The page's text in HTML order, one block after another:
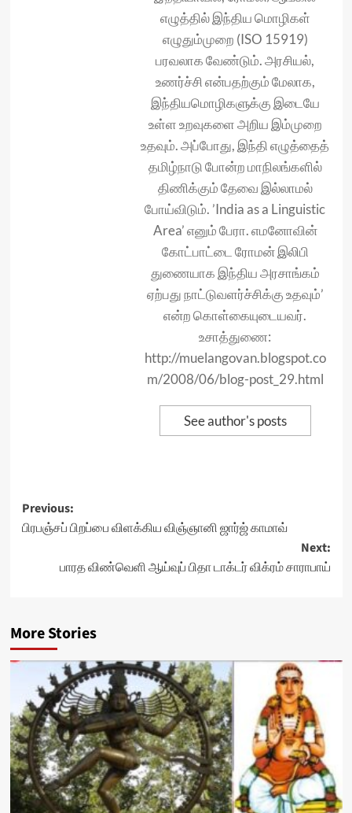
எழுத்தில் இந்திய மொழிகள்
எழுதும்முறை (ISO 15919)
பரவலாக வேண்டும். அரசியல்,
உணர்ச்சி என்பதற்கும் மேலாக,
இந்தியமொழிகளுக்கு இடையே
உள்ள உறவுகளை அறிய இம்முறை
உதவும். அப்போது, இந்தி எழுத்தைத்
தமிழ்நாடு போன்ற மாநிலங்களில்
திணிக்கும் தேவை இல்லாமல்
போய்விடும். ’India as a Linguistic
Area’ எனும் பேரா. எமனோவின்
கோட்பாட்டை ரோமன் இலிபி
துணையாக இந்திய அரசாங்கம்
ஏற்பது நாட்டுவளர்ச்சிக்கு உதவும்’
என்ற கொள்கையுடையவர்.
உசாத்துணை:
http://muelangovan.blogspot.co
m/2008/06/blog-post_29.html
See author's posts
Post
navigation
Previous:
பிரபஞ்சப் பிறப்பை விளக்கிய விஞ்ஞானி ஜார்ஜ் காமாவ்
Next:
பாரத விண்வெளி ஆய்வுப் பிதா டாக்டர் விக்ரம் சாராபாய்​
More Stories